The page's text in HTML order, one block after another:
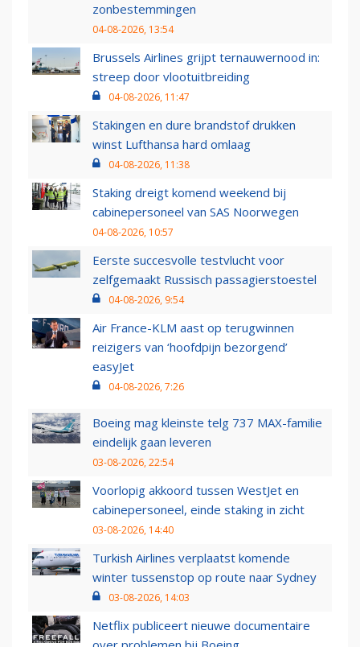
zonbestemmingen
04-08-2026, 13:54
Brussels Airlines grijpt ternauwernood in:
streep door vlootuitbreiding
04-08-2026, 11:47
Stakingen en dure brandstof drukken
winst Lufthansa hard omlaag
04-08-2026, 11:38
Staking dreigt komend weekend bij
cabinepersoneel van SAS Noorwegen
04-08-2026, 10:57
Eerste succesvolle testvlucht voor
zelfgemaakt Russisch passagierstoestel
04-08-2026, 9:54
Air France-KLM aast op terugwinnen
reizigers van ‘hoofdpijn bezorgend’
easyJet
04-08-2026, 7:26
Boeing mag kleinste telg 737 MAX-familie
eindelijk gaan leveren
03-08-2026, 22:54
Voorlopig akkoord tussen WestJet en
cabinepersoneel, einde staking in zicht
03-08-2026, 14:40
Turkish Airlines verplaatst komende
winter tussenstop op route naar Sydney
03-08-2026, 14:03
Netflix publiceert nieuwe documentaire